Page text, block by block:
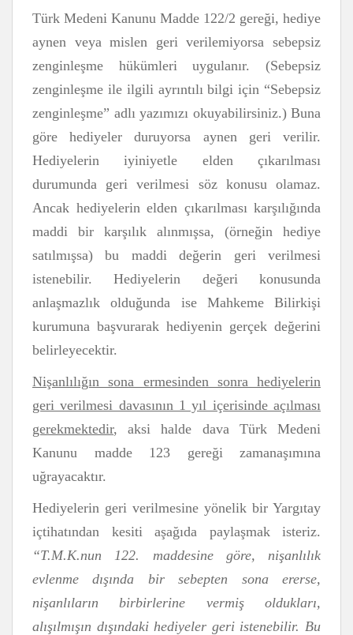
Türk Medeni Kanunu Madde 122/2 gereği, hediye
aynen veya mislen geri verilemiyorsa sebepsiz
zenginleşme hükümleri uygulanır. (Sebepsiz
zenginleşme ile ilgili ayrıntılı bilgi için “Sebepsiz
zenginleşme” adlı yazımızı okuyabilirsiniz.) Buna
göre hediyeler duruyorsa aynen geri verilir.
Hediyelerin iyiniyetle elden çıkarılması
durumunda geri verilmesi söz konusu olamaz.
Ancak hediyelerin elden çıkarılması karşılığında
maddi bir karşılık alınmışsa, (örneğin hediye
satılmışsa) bu maddi değerin geri verilmesi
istenebilir. Hediyelerin değeri konusunda
anlaşmazlık olduğunda ise Mahkeme Bilirkişi
kurumuna başvurarak hediyenin gerçek değerini
belirleyecektir.
Nişanlılığın sona ermesinden sonra hediyelerin
geri verilmesi davasının 1 yıl içerisinde açılması
gerekmektedir, aksi halde dava Türk Medeni
Kanunu madde 123 gereği zamanaşımına
uğrayacaktır.
Hediyelerin geri verilmesine yönelik bir Yargıtay
içtihatından kesiti aşağıda paylaşmak isteriz.
“T.M.K.nun 122. maddesine göre, nişanlılık
evlenme dışında bir sebepten sona ererse,
nişanlıların birbirlerine vermiş oldukları,
alışılmışın dışındaki hediyeler geri istenebilir. Bu